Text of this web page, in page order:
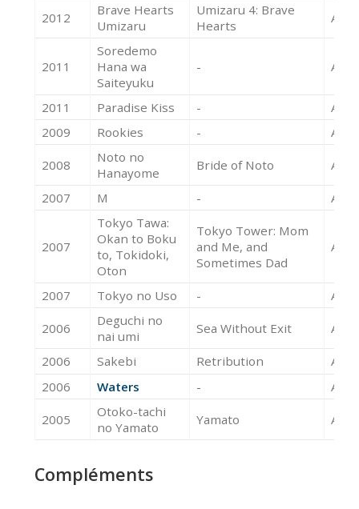
2012
Brave Hearts
Umizaru
Umizaru 4: Brave
Hearts
2011
Soredemo
Hana wa
Saiteyuku
-
2011 Paradise Kiss -
2009
Rookies -
2008
Noto no
Hanayome
Bride of Noto
2007 M -
2007
Tokyo Tawa:
Okan to Boku
to, Tokidoki,
Oton
Tokyo Tower: Mom
and Me, and
Sometimes Dad
2007 Tokyo no Uso -
2006
Deguchi no
nai umi
Sea Without Exit
2006 Sakebi Retribution
2006
Waters -
2005
Otoko-tachi
no Yamato
Yamato
Compléments